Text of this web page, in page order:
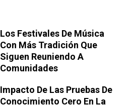
Los Festivales De Música
Con Más Tradición Que
Siguen Reuniendo A
Comunidades
Impacto De Las Pruebas De
Conocimiento Cero En La